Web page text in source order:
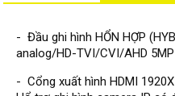
Đầu ghi HDParagon
Đầu ghi HIKVISION
- Đầu ghi hình HỔN HỢP
analog/HD-TVI/CVI/AHD
- Cổng xuất hình HDMI